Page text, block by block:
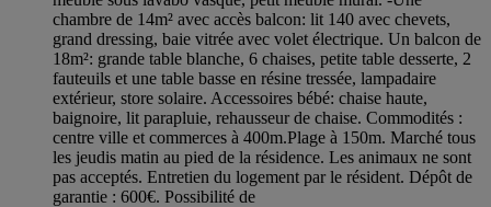
chambre de 14m² avec accès balcon: lit 140 avec chevets,
grand dressing, baie vitrée avec volet électrique. Un balcon de
18m²: grande table blanche, 6 chaises, petite table desserte, 2
fauteuils et une table basse en résine tressée, lampadaire
extérieur, store solaire. Accessoires bébé: chaise haute,
baignoire, lit parapluie, rehausseur de chaise. Commodités :
centre ville et commerces à 400m.Plage à 150m. Marché tous
les jeudis matin au pied de la résidence. Les animaux ne sont
pas acceptés. Entretien du logement par le résident. Dépôt de
garantie : 600€. Possibilité de